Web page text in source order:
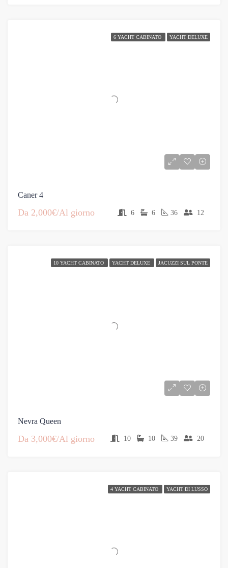
6 YACHT CABINATO YACHT DELUXE
Caner 4
Da 2,000€/Al giorno 6 6 36 12
10 YACHT CABINATO YACHT DELUXE JACUZZI SUL PONTE
Nevra Queen
Da 3,000€/Al giorno 10 10 39 20
4 YACHT CABINATO YACHT DI LUSSO